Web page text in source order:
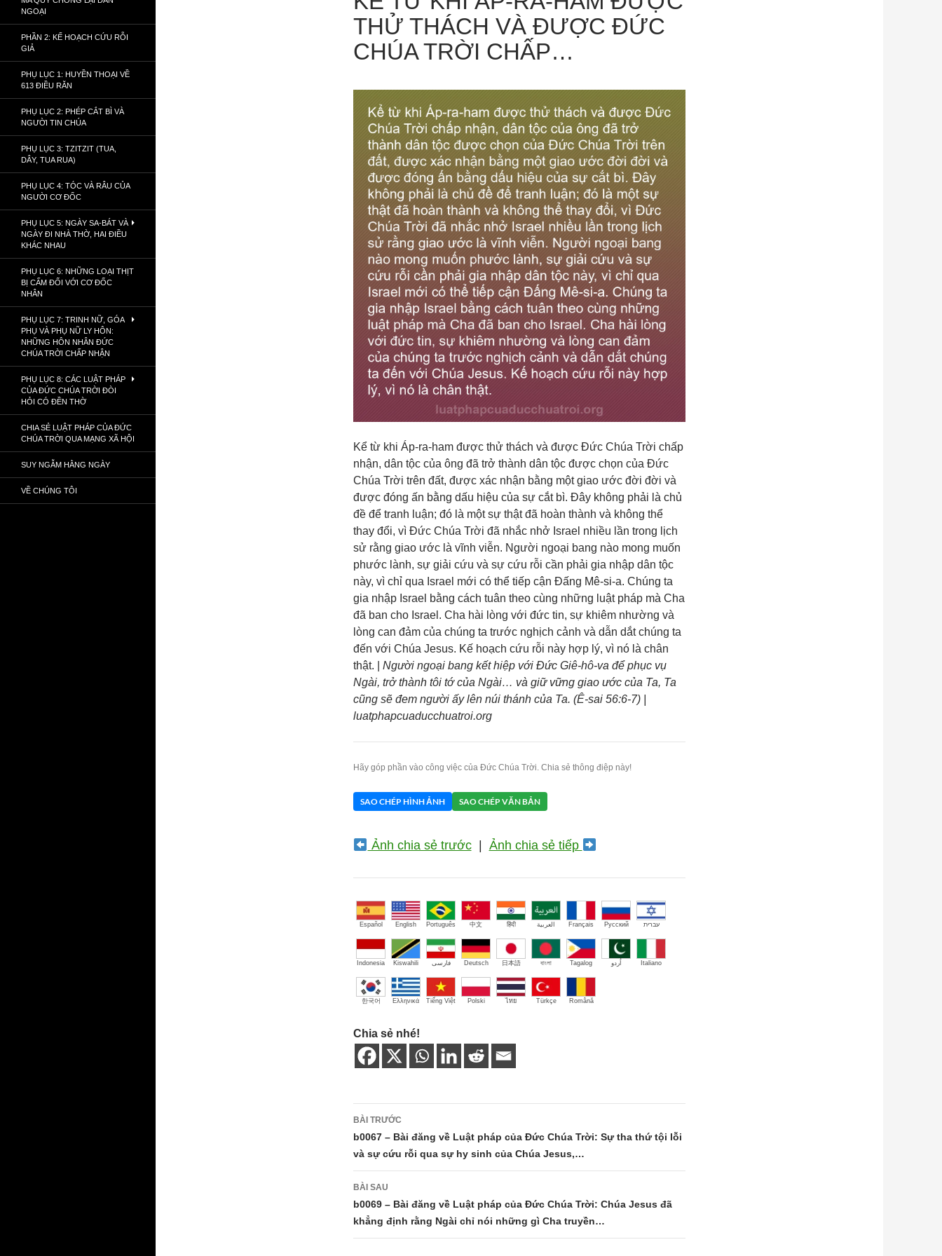
THỬ THÁCH VÀ ĐƯỢC ĐỨC
CHÚA TRỜI CHẤP…
Kể từ khi Áp-ra-ham được thử thách và được Đức Chúa Trời chấp
nhận, dân tộc của ông đã trở thành dân tộc được chọn của Đức
Chúa Trời trên đất, được xác nhận bằng một giao ước đời đời và
được đóng ấn bằng dấu hiệu của sự cắt bì. Đây không phải là chủ
đề để tranh luận; đó là một sự thật đã hoàn thành và không thể
thay đổi, vì Đức Chúa Trời đã nhắc nhở Israel nhiều lần trong lịch
sử rằng giao ước là vĩnh viễn. Người ngoại bang nào mong muốn
phước lành, sự giải cứu và sự cứu rỗi cần phải gia nhập dân tộc
này, vì chỉ qua Israel mới có thể tiếp cận Đấng Mê-si-a. Chúng ta
gia nhập Israel bằng cách tuân theo cùng những luật pháp mà Cha
đã ban cho Israel. Cha hài lòng với đức tin, sự khiêm nhường và
lòng can đảm của chúng ta trước nghịch cảnh và dẫn dắt chúng ta
đến với Chúa Jesus. Kế hoạch cứu rỗi này hợp lý, vì nó là chân
thật. | Người ngoại bang kết hiệp với Đức Giê-hô-va để phục vụ
Ngài, trở thành tôi tớ của Ngài… và giữ vững giao ước của Ta, Ta
cũng sẽ đem người ấy lên núi thánh của Ta. (Ê-sai 56:6-7) |
luatphapcuaducchuatroi.org
Hãy góp phần vào công việc của Đức Chúa Trời. Chia sẻ thông điệp này!
SAO CHÉP HÌNH ẢNH SAO CHÉP VĂN BẢN
Ảnh chia sẻ trước| Ảnh chia sẻ tiếp
Español English Português 中文 हिंदी العربية Français Русский עברית
Indonesia Kiswahili فارسی Deutsch 日本語 বাংলা Tagalog اُردو Italiano
한국어 Ελληνικά Tiếng Việt Polski ไทย Türkçe Română
Chia sẻ nhé!
Điều
hướng
bài
viết
BÀI TRƯỚC
b0067 – Bài đăng về Luật pháp của Đức Chúa Trời: Sự tha thứ tội lỗi
và sự cứu rỗi qua sự hy sinh của Chúa Jesus,…
BÀI SAU
b0069 – Bài đăng về Luật pháp của Đức Chúa Trời: Chúa Jesus đã
khẳng định rằng Ngài chỉ nói những gì Cha truyền…
NGOẠI
PHẦN 2: KẾ HOẠCH CỨU RỖI
GIẢ
PHỤ LỤC 1: HUYỀN THOẠI VỀ
613 ĐIỀU RĂN
PHỤ LỤC 2: PHÉP CẮT BÌ VÀ
NGƯỜI TIN CHÚA
PHỤ LỤC 3: TZITZIT (TUA,
DÂY, TUA RUA)
PHỤ LỤC 4: TÓC VÀ RÂU CỦA
NGƯỜI CƠ ĐỐC
PHỤ LỤC 5: NGÀY SA-BÁT VÀ
NGÀY ĐI NHÀ THỜ, HAI ĐIỀU
KHÁC NHAU
PHỤ LỤC 6: NHỮNG LOẠI THỊT
BỊ CẤM ĐỐI VỚI CƠ ĐỐC
NHÂN
PHỤ LỤC 7: TRINH NỮ, GÓA
PHỤ VÀ PHỤ NỮ LY HÔN:
NHỮNG HÔN NHÂN ĐỨC
CHÚA TRỜI CHẤP NHẬN
PHỤ LỤC 8: CÁC LUẬT PHÁP
CỦA ĐỨC CHÚA TRỜI ĐÒI
HỎI CÓ ĐỀN THỜ
CHIA SẺ LUẬT PHÁP CỦA ĐỨC
CHÚA TRỜI QUA MẠNG XÃ HỘI
SUY NGẪM HẰNG NGÀY
VỀ CHÚNG TÔI